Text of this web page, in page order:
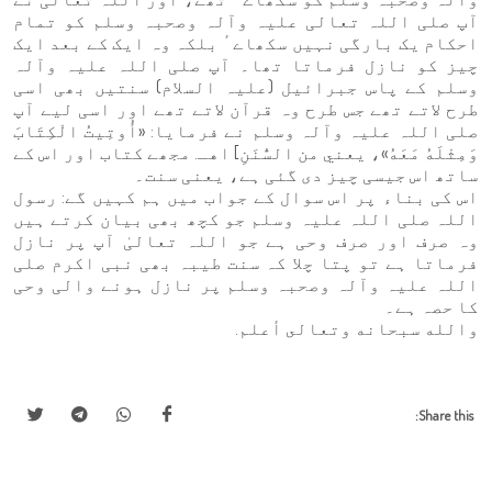
آپ صلی اللہ تعالی علیہ وآلہ وصحبہ وسلم کو تمام
احکام یک بارگی نہیں سکھاےٴ بلکہ وہ ایک کے بعد ایک
چیز کو نازل فرماتا تھا۔ آپ صلی اللہ علیہ وآلہ
وسلم کے پاس جبرائیل (علیہ السلام) سنتیں بھی اسی
طرح لاتے تھے جس طرح وہ قرآن لاتے تھے اور اسی لیے آپ
صلی اللہ علیہ وآلہ وسلم نے فرمایا: «أُوتِيتُ الْكِتَابَ
وَمِثْلَهُ مَعَهُ»، يعني من السُّنَنِ] اهـ. مجھے کتاب اور اس کے
ساتھ اس جیسی چیز دی گئی ہے، یعنی سنت۔
اس کی بناء پر اس سوال کے جواب میں ہم کہیں گے: رسول
اللہ صلی اللہ علیہ وسلم جو کچھ بھی بیان کرتے ہیں
وہ صرف اور صرف وحی ہے جو اللہ تعالیٰ آپ پر نازل
فرماتا ہے تو پتا چلا کہ سنت طیبہ بھی نبی اکرم صلی
اللہ علیہ وآلہ وصحبہ وسلم پر نازل ہونے والی وحی
کا حصہ ہے۔
والله سبحانه وتعالى أعلم.
Share this: